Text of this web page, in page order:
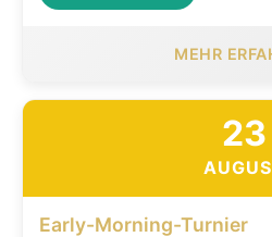
MEHR
23
Early-Morning-Turnier